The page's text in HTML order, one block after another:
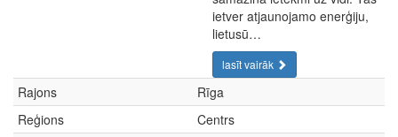
ietver atjaunojamo enerģiju,
lietusū…
lasīt vairāk
Rajons
Rīga
Reģions
Centrs